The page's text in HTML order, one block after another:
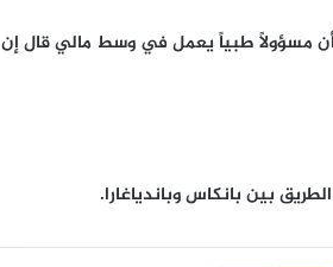
أعلن في وقت سابق مقتل 5 عسكريين على الأقل وجرح 8. إلا أن مسؤولاً طبياً يعمل في وسط مالي قال إن
بين بانكاس وباندياغارا.